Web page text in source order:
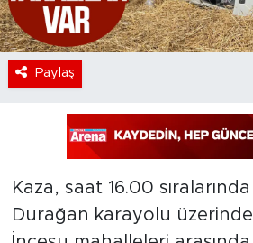
Paylaş
Kaza, saat 16.00
Durağan karayolu üzerinde